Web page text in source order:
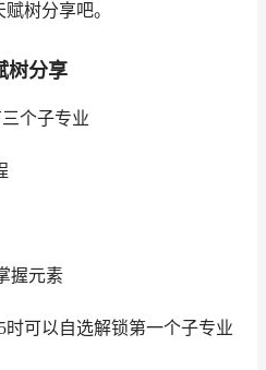
树分享吧。
树分享
个子专业
握元素
可以自选解锁第一个子专业